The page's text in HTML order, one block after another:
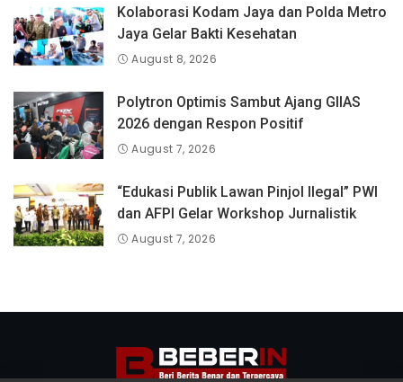
Kolaborasi Kodam Jaya dan Polda Metro
Jaya Gelar Bakti Kesehatan
August 8, 2026
Polytron Optimis Sambut Ajang GIIAS
2026 dengan Respon Positif
August 7, 2026
“Edukasi Publik Lawan Pinjol Ilegal” PWI
dan AFPI Gelar Workshop Jurnalistik
August 7, 2026